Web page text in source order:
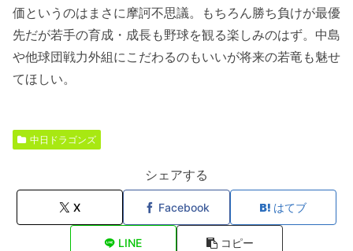
価というのはまさに摩訶不思議。もちろん勝ち負けが最優
先だが若手の育成・成長も野球を観る楽しみのはず。中島
や他球団戦力外組にこだわるのもいいが将来の若竜も魅せ
てほしい。
中日ドラゴンズ
シェアする
X Facebook はてブ
LINE コピー